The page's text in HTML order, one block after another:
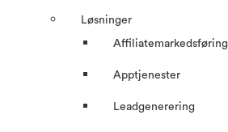
Løsninger
Affiliatemarkedsføring
Apptjenester
Leadgenerering